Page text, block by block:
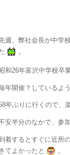
週、弊社会長が中学
。
和26年富沢中学校卒
年開催？しているよ
年ぶりに行くので、
安半分のなかで、参
着するとすぐに近所
きてよかったと
。